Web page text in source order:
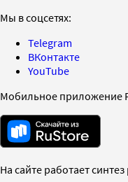
Мы в соцсетях:
Telegram
ВКонтакте
YouTube
Мобильное приложение
На сайте работает синтез